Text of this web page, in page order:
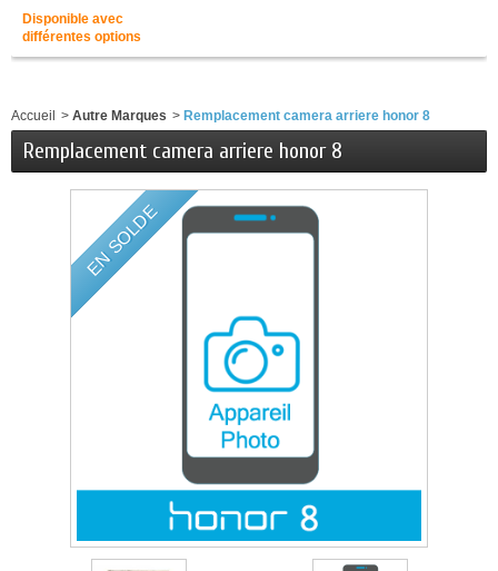
Disponible avec
différentes options
Accueil > Autre Marques > Remplacement camera arriere honor 8
Remplacement camera arriere honor 8
EN SOLDE